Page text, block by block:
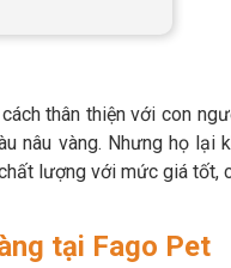
thân thiện với con
nâu vàng. Nhưng họ lại
lượng với mức giá tốt,
tại Fago Pet